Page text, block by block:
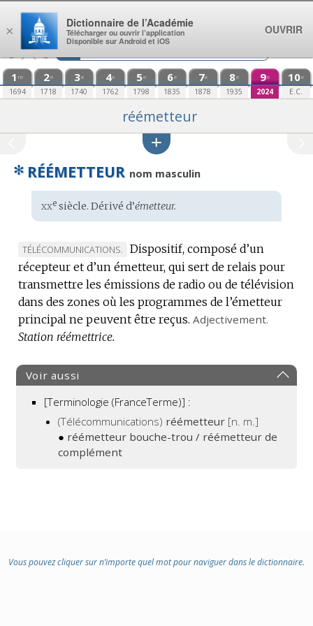
Aller au contenu
1 re
1694
2e
1718
3e
1740
4e
1762
5e
1798
6e
1835
7e
1878
8e
1935
9e
2024
10e
E.C.
réémetteur
✻ RÉÉMETTEUR nom masculin
Étymologie
:
xxesiècle. Dérivé d’émetteur.
MARQUE
DE
DOMAINE
:
TÉLÉCOMMUNICATIONS.
Dispositif, composé d’un
récepteur et d’un émetteur, qui sert de relais pour
transmettre les émissions de radio ou de télévision
dans des zones où les programmes de l’émetteur
principal ne peuvent être reçus. Adjectivement.
Station réémettrice.
Voir aussi
[Terminologie (FranceTerme)] :
(Télécommunications) réémetteur [n. m.]
● réémetteur bouche-trou / réémetteur de
complément
Vous pouvez cliquer sur n’importe quel mot pour naviguer dans le dictionnaire.
×
Dictionnaire de l’Académie
Télécharger ou ouvrir l’application
Disponible sur Android et iOS
OUVRIR